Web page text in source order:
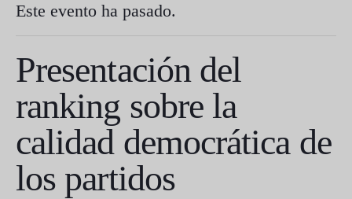
Este evento ha pasado.
Presentación del
ranking sobre la
calidad democrática de
los partidos